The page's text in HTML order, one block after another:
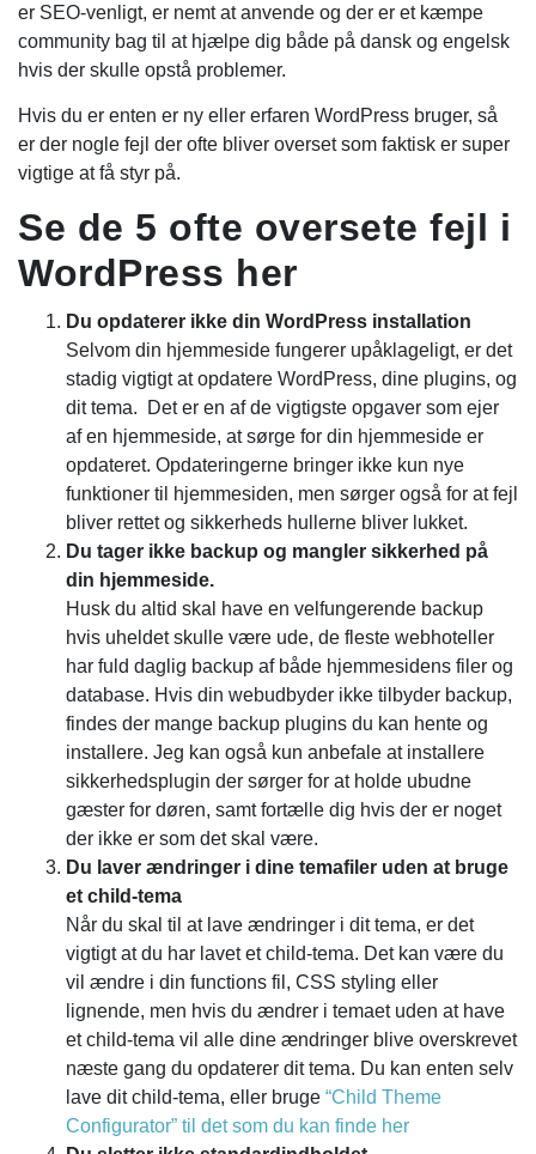
er SEO-venligt, er nemt at anvende og der er et kæmpe
community bag til at hjælpe dig både på dansk og engelsk
hvis der skulle opstå problemer.
Hvis du er enten er ny eller erfaren WordPress bruger, så
er der nogle fejl der ofte bliver overset som faktisk er super
vigtige at få styr på.
Se de 5 ofte oversete fejl i
WordPress her
Du opdaterer ikke din WordPress installation
Selvom din hjemmeside fungerer upåklageligt, er det
stadig vigtigt at opdatere WordPress, dine plugins, og
dit tema. Det er en af de vigtigste opgaver som ejer
af en hjemmeside, at sørge for din hjemmeside er
opdateret. Opdateringerne bringer ikke kun nye
funktioner til hjemmesiden, men sørger også for at fejl
bliver rettet og sikkerheds hullerne bliver lukket.
Du tager ikke backup og mangler sikkerhed på
din hjemmeside.
Husk du altid skal have en velfungerende backup
hvis uheldet skulle være ude, de fleste webhoteller
har fuld daglig backup af både hjemmesidens filer og
database. Hvis din webudbyder ikke tilbyder backup,
findes der mange backup plugins du kan hente og
installere. Jeg kan også kun anbefale at installere
sikkerhedsplugin der sørger for at holde ubudne
gæster for døren, samt fortælle dig hvis der er noget
der ikke er som det skal være.
Du laver ændringer i dine temafiler uden at bruge
et child-tema
Når du skal til at lave ændringer i dit tema, er det
vigtigt at du har lavet et child-tema. Det kan være du
vil ændre i din functions fil, CSS styling eller
lignende, men hvis du ændrer i temaet uden at have
et child-tema vil alle dine ændringer blive overskrevet
næste gang du opdaterer dit tema. Du kan enten selv
lave dit child-tema, eller bruge “Child Theme
Configurator” til det som du kan finde her